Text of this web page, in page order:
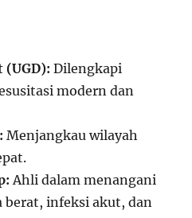
(UGD): Dilengkapi
modern dan
Menjangkau wilayah
Ahli dalam menangani
berat, infeksi akut, dan